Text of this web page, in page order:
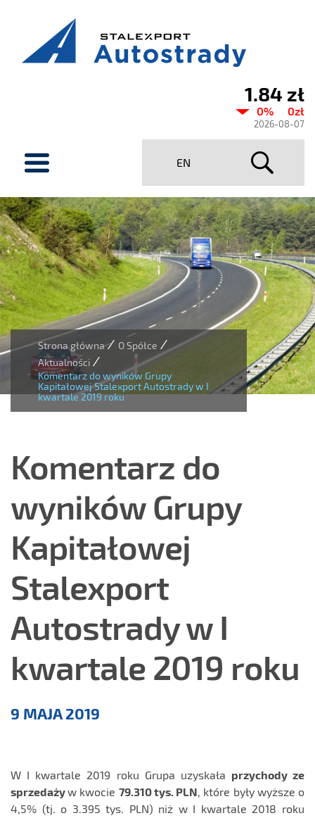
Stalexport
Autostrady
SA
1.84 zł
0% 0zł
2026-08-07
EN
Strona główna/ O Spółce /
Aktualności /
Komentarz do wyników Grupy
Kapitałowej Stalexport Autostrady w I
kwartale 2019 roku
Komentarz do
wyników Grupy
Kapitałowej
Stalexport
Autostrady w I
kwartale 2019 roku
9 MAJA 2019
W I kwartale 2019 roku Grupa uzyskała przychody ze
sprzedażyw kwocie 79.310tys. PLN, które były wyższe o
4,5% (tj. o 3.395 tys. PLN) niż w I kwartale 2018 roku